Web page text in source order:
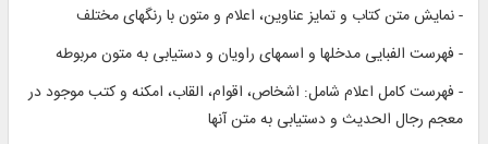
- نمايش متن كتاب و تمايز عناوين، اعلام و متون با رنگ‏هاى مختلف‏
- فهرست الفبايى مدخل‏ها و اسم‏هاى راويان و دستيابى به متون مربوطه‏
- فهرست كامل اعلام شامل: اشخاص، اقوام، القاب، امكنه و كتب موجود در
معجم رجال الحديث و دستيابى به متن آنها